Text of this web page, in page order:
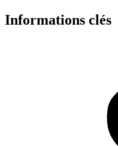
Informations clés